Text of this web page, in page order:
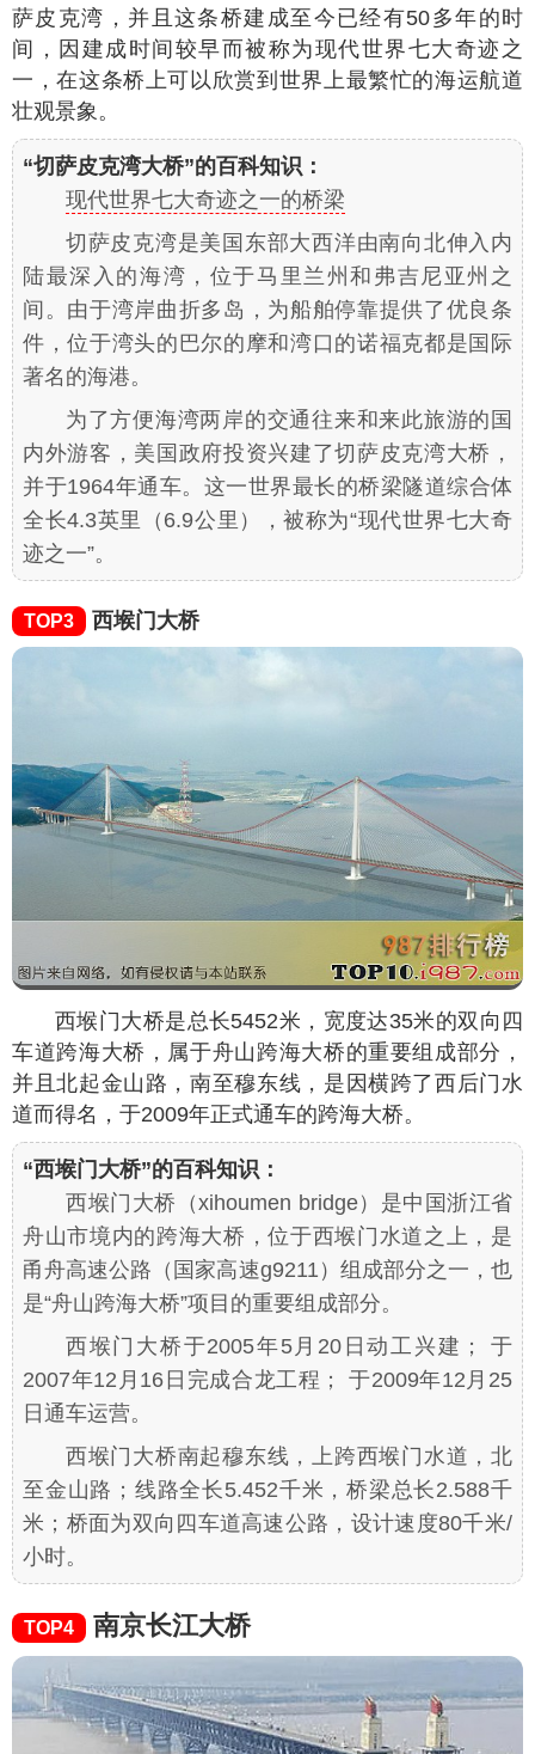
萨皮克湾，并且这条桥建成至今已经有50多年的时
间，因建成时间较早而被称为现代世界七大奇迹之
一，在这条桥上可以欣赏到世界上最繁忙的海运航道
壮观景象。
“切萨皮克湾大桥”的百科知识：
现代世界七大奇迹之一的桥梁
切萨皮克湾是美国东部大西洋由南向北伸入内
陆最深入的海湾，位于马里兰州和弗吉尼亚州之
间。由于湾岸曲折多岛，为船舶停靠提供了优良条
件，位于湾头的巴尔的摩和湾口的诺福克都是国际
著名的海港。
为了方便海湾两岸的交通往来和来此旅游的国
内外游客，美国政府投资兴建了切萨皮克湾大桥，
并于1964年通车。这一世界最长的桥梁隧道综合体
全长4.3英里（6.9公里），被称为“现代世界七大奇
迹之一”。
TOP3 西堠门大桥
西堠门大桥是总长5452米，宽度达35米的双向四
车道跨海大桥，属于舟山跨海大桥的重要组成部分，
并且北起金山路，南至穆东线，是因横跨了西后门水
道而得名，于2009年正式通车的跨海大桥。
“西堠门大桥”的百科知识：
西堠门大桥（xihoumen bridge）是中国浙江省
舟山市境内的跨海大桥，位于西堠门水道之上，是
甬舟高速公路 （国家高速g9211） 组成部分之一，也
是“舟山跨海大桥”项目的重要组成部分。
西堠门大桥于2005年5月20日动工兴建； 于
2007年12月16日完成合龙工程； 于2009年12月25
日通车运营。
西堠门大桥南起穆东线，上跨西堠门水道，北
至金山路；线路全长5.452千米，桥梁总长2.588千
米；桥面为双向四车道高速公路，设计速度80千米/
小时。
TOP4 南京长江大桥